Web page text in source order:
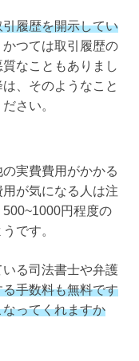
履歴を開示してい
かつては取引履歴の
なこともありまし
、そのようなこと
さい。
実費費用がかかる
が気になる人は注
円程度の
です。
る司法書士や弁護
手数料も無料です
ってくれますか